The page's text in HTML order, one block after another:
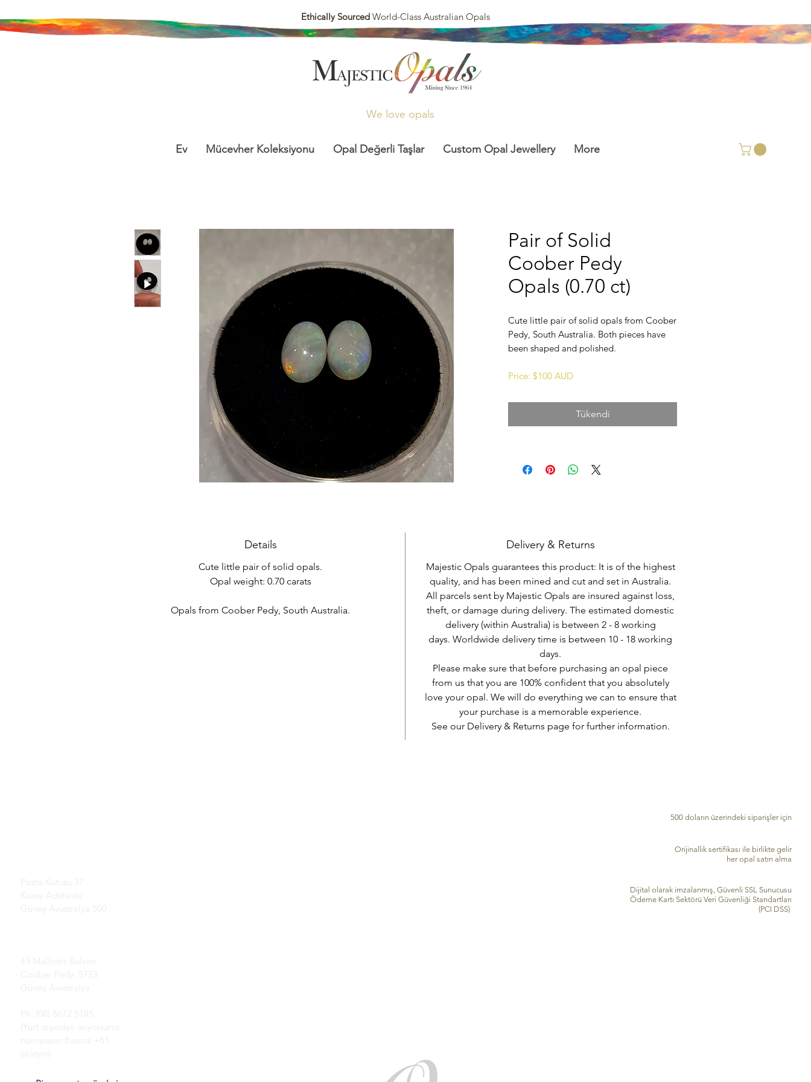
Ethically Sourced World-Class Australian Opals
We love opals
Ev Mücevher Koleksiyonu Opal Değerli Taşlar Custom Opal Jewellery More
Pair of Solid
Coober Pedy
Opals (0.70 ct)
Cute little pair of solid opals from Coober
Pedy, South Australia. Both pieces have
been shaped and polished.
Price: $100 AUD
Tükendi
Details
Cute little pair of solid opals.
Opal weight: 0.70 carats
Opals from Coober Pedy, South Australia.
Delivery & Returns
Majestic Opals guarantees this product: It is of the highest
quality, and has been mined and cut and set in Australia.
All parcels sent by Majestic Opals are insured against loss,
theft, or damage during delivery. The estimated domestic
delivery (within Australia) is between 2 - 8 working
days. Worldwide delivery time is between 10 - 18 working
days.
Please make sure that before purchasing an opal piece
from us that you are 100% confident that you absolutely
love your opal. We will do everything we can to ensure that
your purchase is a memorable experience.
See our Delivery & Returns page for further information.
Posta Kutusu 37
Kuzey Adelaide
Güney Avustralya 500
43 Malliotis Bulvarı
Coober Pedy, 5723
Güney Avustralya
Ph: (08) 8672 5185
(Yurt dışından arıyorsanız
numaranın başına +61
ekleyin)
500 doların üzerindeki siparişler için
Orijinallik sertifikası ile birlikte gelir
her opal satın alma
Dijital olarak imzalanmış, Güvenli SSL Sunucusu
Ödeme Kartı Sektörü Veri Güvenliği Standartları
(PCI DSS)